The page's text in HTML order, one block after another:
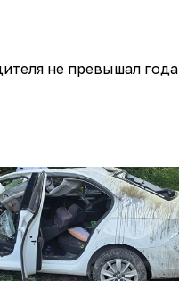
не превышал года